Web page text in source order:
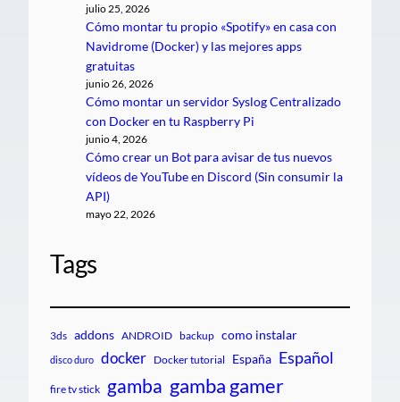
julio 25, 2026
Cómo montar tu propio «Spotify» en casa con
Navidrome (Docker) y las mejores apps
gratuitas
junio 26, 2026
Cómo montar un servidor Syslog Centralizado
con Docker en tu Raspberry Pi
junio 4, 2026
Cómo crear un Bot para avisar de tus nuevos
vídeos de YouTube en Discord (Sin consumir la
API)
mayo 22, 2026
Tags
3ds addons ANDROID backup como instalar
disco duro docker Docker tutorial España Español
fire tv stick gamba gamba gamer